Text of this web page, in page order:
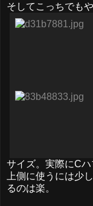
そしてこっちでも
サイズ。実際にCハ
上側に使うには少
るのは楽。